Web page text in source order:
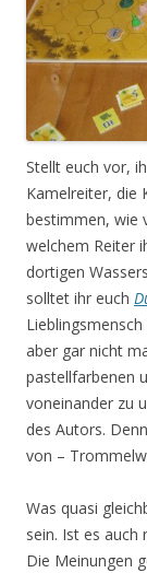
Stellt euch vor,
Kamelreiter, die
bestimmen, wie
welchem Reiter
dortigen
solltet ihr euch
aber gar nicht
pastellfarbenen
voneinander zu
des Autors.
von –
Was quasi
sein. Ist es auch
Die Meinungen